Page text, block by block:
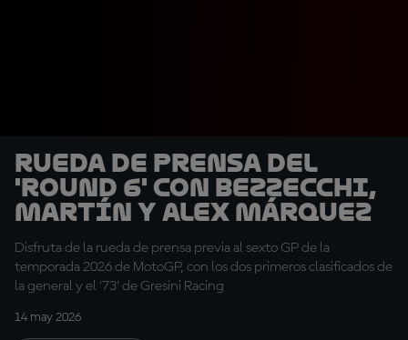
Rueda de prensa del
'Round 6' con Bezzecchi,
Martín y Alex Márquez
Disfruta de la rueda de prensa previa al sexto GP de la
temporada 2026 de MotoGP, con los dos primeros clasificados de
la general y el '73' de Gresini Racing
14 may 2026